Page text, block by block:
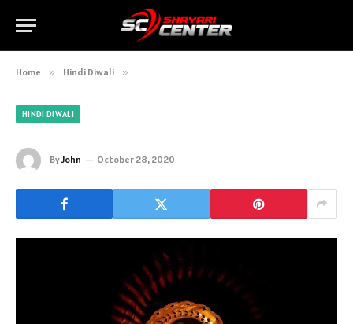
Home » Hindi Diwali »
HINDI DIWALI
ByJohn October 28, 2020